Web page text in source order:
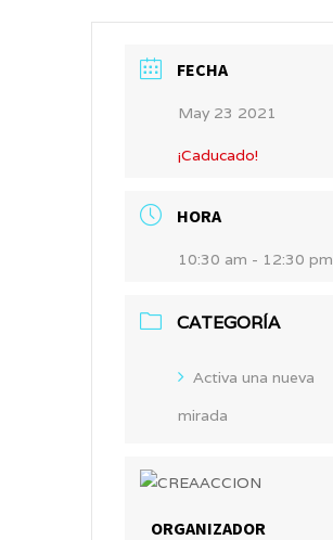
FECHA
May 23 2021
¡Caducado!
HORA
10:30 am - 12:30 pm
CATEGORÍA
Activa una nueva
mirada
ORGANIZADOR